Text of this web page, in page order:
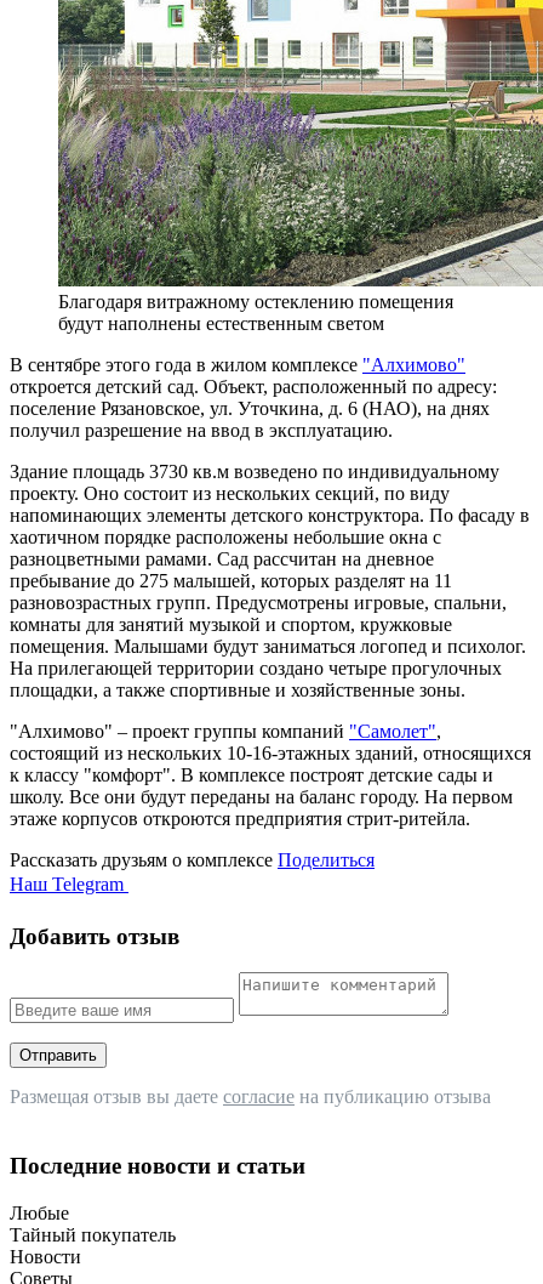
Благодаря витражному остеклению помещения
будут наполнены естественным светом
В сентябре этого года в жилом комплексе "Алхимово"
откроется детский сад. Объект, расположенный по адресу:
поселение Рязановское, ул. Уточкина, д. 6 (НАО), на днях
получил разрешение на ввод в эксплуатацию.
Здание площадь 3730 кв.м возведено по индивидуальному
проекту. Оно состоит из нескольких секций, по виду
напоминающих элементы детского конструктора. По фасаду в
хаотичном порядке расположены небольшие окна с
разноцветными рамами. Сад рассчитан на дневное
пребывание до 275 малышей, которых разделят на 11
разновозрастных групп. Предусмотрены игровые, спальни,
комнаты для занятий музыкой и спортом, кружковые
помещения. Малышами будут заниматься логопед и психолог.
На прилегающей территории создано четыре прогулочных
площадки, а также спортивные и хозяйственные зоны.
"Алхимово" – проект группы компаний "Самолет",
состоящий из нескольких 10-16-этажных зданий, относящихся
к классу "комфорт". В комплексе построят детские сады и
школу. Все они будут переданы на баланс городу. На первом
этаже корпусов откроются предприятия стрит-ритейла.
Рассказать друзьям о комплексе Поделиться
Наш Telegram
Добавить отзыв
Отправить
Размещая отзыв вы даете согласие на публикацию отзыва
Последние новости и статьи
Любые
Тайный покупатель
Новости
Советы